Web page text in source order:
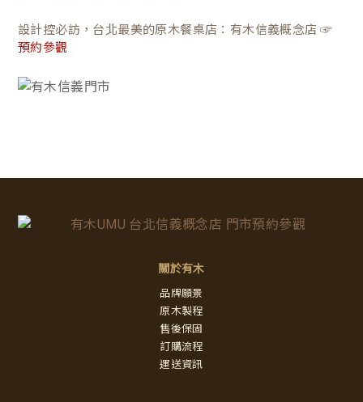
設計控必訪，台北最美的原木餐桌店：有木信義概念店 ☞
預約參觀
關於有木
品牌願景
原木製程
售後保固
訂購流程
運送資訊